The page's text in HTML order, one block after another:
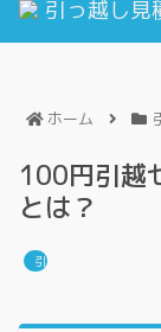
ホーム
100円引越
とは？
引っ越し業者選び